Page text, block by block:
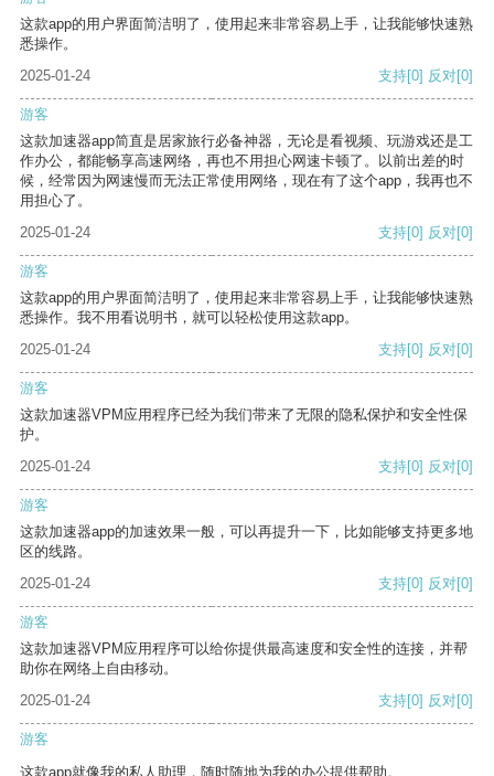
这款app的用户界面简洁明了，使用起来非常容易上手，让我能够快速熟
悉操作。
2025-01-24
支持[0] 反对[0]
游客
这款加速器app简直是居家旅行必备神器，无论是看视频、玩游戏还是工
作办公，都能畅享高速网络，再也不用担心网速卡顿了。以前出差的时
候，经常因为网速慢而无法正常使用网络，现在有了这个app，我再也不
用担心了。
2025-01-24
支持[0] 反对[0]
游客
这款app的用户界面简洁明了，使用起来非常容易上手，让我能够快速熟
悉操作。我不用看说明书，就可以轻松使用这款app。
2025-01-24
支持[0] 反对[0]
游客
这款加速器VPM应用程序已经为我们带来了无限的隐私保护和安全性保
护。
2025-01-24
支持[0] 反对[0]
游客
这款加速器app的加速效果一般，可以再提升一下，比如能够支持更多地
区的线路。
2025-01-24
支持[0] 反对[0]
游客
这款加速器VPM应用程序可以给你提供最高速度和安全性的连接，并帮
助你在网络上自由移动。
2025-01-24
支持[0] 反对[0]
游客
这款app就像我的私人助理，随时随地为我的办公提供帮助。